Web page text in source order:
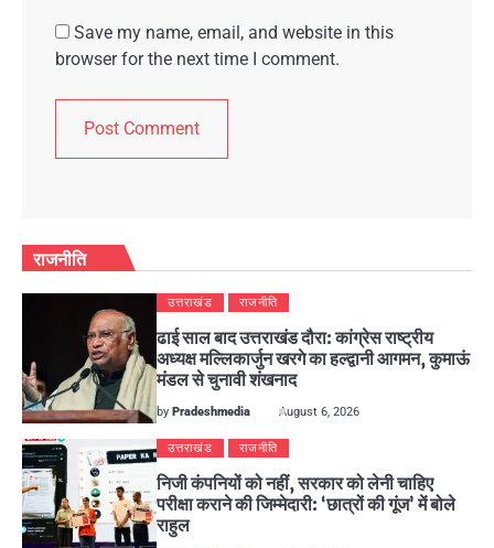
Save my name, email, and website in this
browser for the next time I comment.
राजनीति
उत्तराखंड राजनीति
ढाई साल बाद उत्तराखंड दौरा: कांग्रेस राष्ट्रीय
अध्यक्ष मल्लिकार्जुन खरगे का हल्द्वानी आगमन, कुमाऊं
मंडल से चुनावी शंखनाद
byPradeshmedia August 6, 2026
उत्तराखंड राजनीति
निजी कंपनियों को नहीं, सरकार को लेनी चाहिए
परीक्षा कराने की जिम्मेदारी: ‘छात्रों की गूंज’ में बोले
राहुल